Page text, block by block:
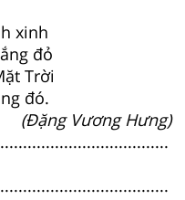
xinh
đỏ
Trời
đó.
(Đặng Vương Hưng)